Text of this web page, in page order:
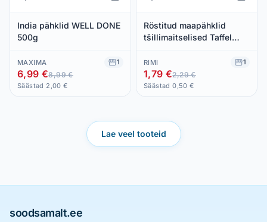
India pähklid WELL DONE
500g
MAXIMA 1
6,99 €8,99 €
Säästad 2,00 €
Röstitud maapähklid
tšillimaitselised Taffel
RIMI 1
1,79 €2,29 €
Säästad 0,50 €
Lae veel tooteid
soodsamalt.ee